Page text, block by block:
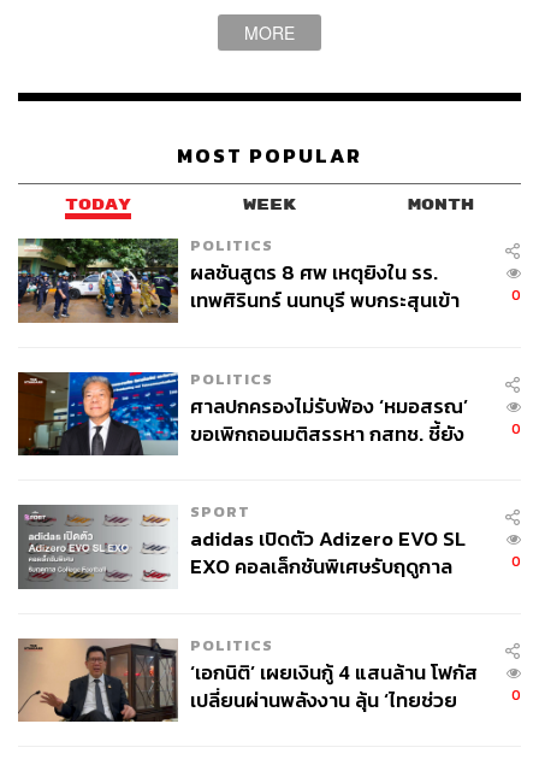
MORE
MOST POPULAR
TODAY WEEK MONTH
POLITICS
ผลชันสูตร 8 ศพ เหตุยิงใน รร.
เทพศิรินทร์ นนทบุรี พบกระสุนเข้า
0
POLITICS
ศาลปกครองไม่รับฟ้อง ‘หมอสรณ’
ขอเพิกถอนมติสรรหา กสทช. ชี้ยัง
0
SPORT
adidas เปิดตัว Adizero EVO SL
EXO คอลเล็กชันพิเศษรับฤดูกาล
0
POLITICS
‘เอกนิติ’ เผยเงินกู้ 4 แสนล้าน โฟกัส
เปลี่ยนผ่านพลังงาน ลุ้น ‘ไทยช่วย
0